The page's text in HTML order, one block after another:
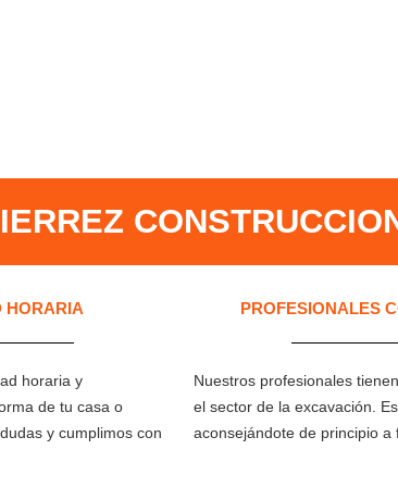
HORARIA
horaria y
de tu casa o
y cumplimos con
PROFESIONALES
Nuestros profesionales
el sector de la excavación.
aconsejándote de principio a